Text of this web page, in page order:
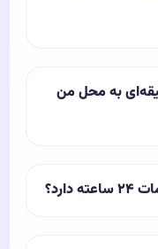
به محل من